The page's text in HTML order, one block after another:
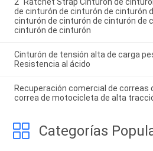
de cinturón de cinturón de cinturón
cinturón de cinturón de cinturón de
cinturón de cinturón
Cinturón de tensión alta de carga
Resistencia al ácido
Recuperación comercial de correas
correa de motocicleta de alta
Categorías